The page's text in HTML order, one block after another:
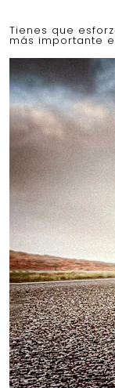
Tienes que
más importante